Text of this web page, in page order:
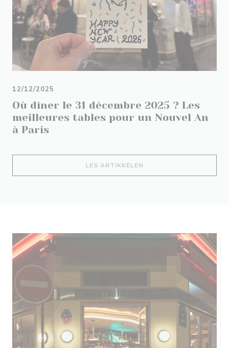
Où dîner le 31 décembre 2025 ? Les
meilleures tables pour un Nouvel An
à Paris
12/12/2025
LES ARTIKKELEN